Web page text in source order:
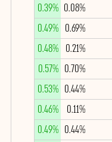
0.08%
0.39%
0.69%
0.49%
0.21%
0.48%
0.70%
0.57%
0.44%
0.53%
0.11%
0.46%
0.44%
0.49%